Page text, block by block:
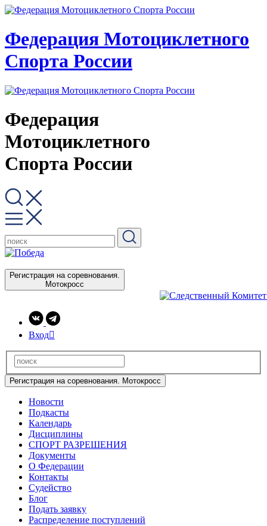
Федерация Мотоциклетного
Спорта России
Федерация
Мотоциклетного
Спорта России
Регистрация на соревнования.
Мотокросс
Вход
Регистрация на соревнования. Мотокросс
Новости
Подкасты
Календарь
Дисциплины
СПОРТ РАЗРЕШЕНИЯ
Документы
О Федерации
Контакты
Судейство
Блог
Подать заявку
Распределение поступлений